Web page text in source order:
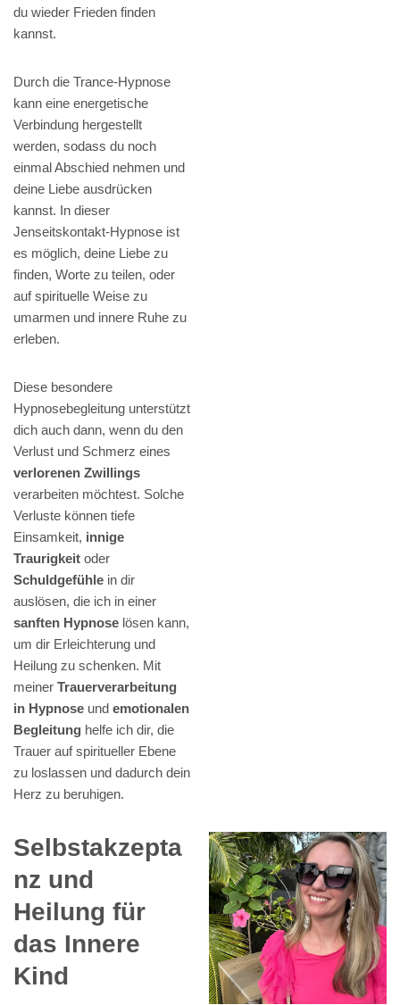
du wieder Frieden finden
kannst.
Durch die Trance-Hypnose
kann eine energetische
Verbindung hergestellt
werden, sodass du noch
einmal Abschied nehmen und
deine Liebe ausdrücken
kannst. In dieser
Jenseitskontakt-Hypnose ist
es möglich, deine Liebe zu
finden, Worte zu teilen, oder
auf spirituelle Weise zu
umarmen und innere Ruhe zu
erleben.
Diese besondere
Hypnosebegleitung unterstützt
dich auch dann, wenn du den
Verlust und Schmerz eines
verlorenen Zwillings
verarbeiten möchtest. Solche
Verluste können tiefe
Einsamkeit, innige
Traurigkeit oder
Schuldgefühle in dir
auslösen, die ich in einer
sanften Hypnose lösen kann,
um dir Erleichterung und
Heilung zu schenken. Mit
meiner Trauerverarbeitung
in Hypnose und emotionalen
Begleitung helfe ich dir, die
Trauer auf spiritueller Ebene
zu loslassen und dadurch dein
Herz zu beruhigen.
Selbstakzepta
nz und
Heilung für
das Innere
Kind